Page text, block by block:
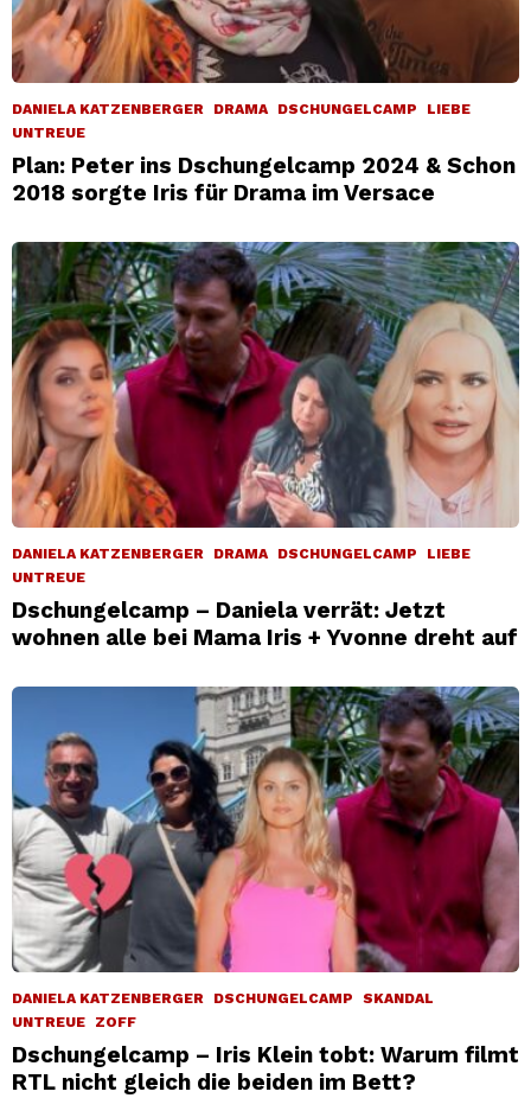
DANIELA KATZENBERGER DRAMA DSCHUNGELCAMP
LIEBE
UNTREUE
Plan: Peter ins Dschungelcamp 2024 & Schon
2018 sorgte Iris für Drama im Versace
DANIELA KATZENBERGER DRAMA DSCHUNGELCAMP
LIEBE
UNTREUE
Dschungelcamp – Daniela verrät: Jetzt
wohnen alle bei Mama Iris + Yvonne dreht auf
DANIELA KATZENBERGER DSCHUNGELCAMP
SKANDAL
UNTREUE
ZOFF
Dschungelcamp – Iris Klein tobt: Warum filmt
RTL nicht gleich die beiden im Bett?